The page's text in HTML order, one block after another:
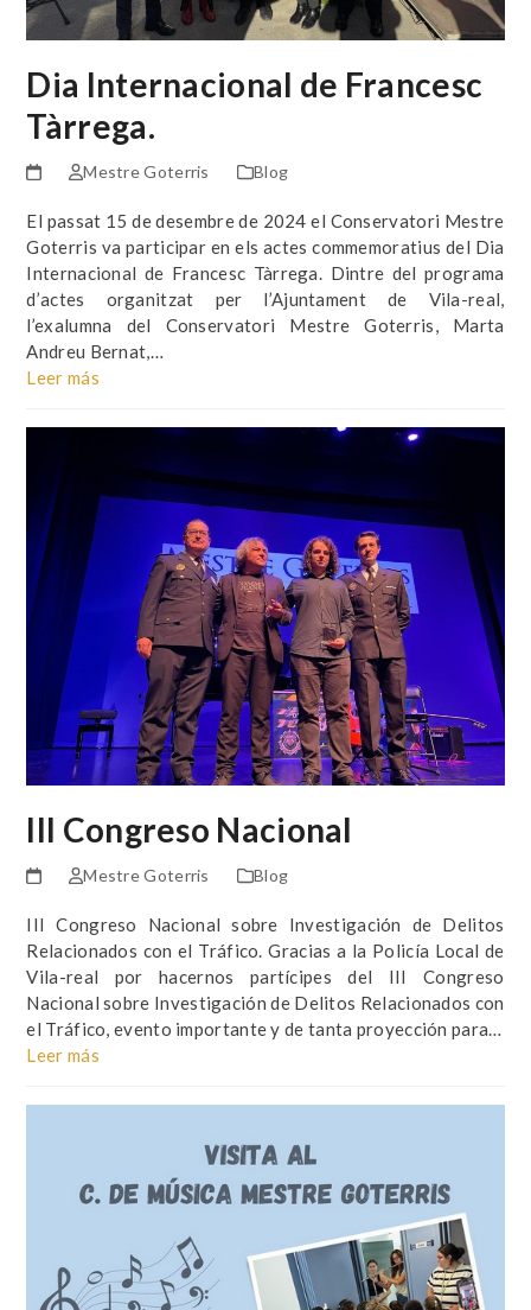
Dia Internacional de Francesc
Tàrrega.
Mestre Goterris Blog
El passat 15 de desembre de 2024 el Conservatori Mestre
Goterris va participar en els actes commemoratius del Dia
Internacional de Francesc Tàrrega. Dintre del programa
d’actes organitzat per l’Ajuntament de Vila-real,
l’exalumna del Conservatori Mestre Goterris, Marta
Andreu Bernat,…
Leer más
III Congreso Nacional
Mestre Goterris Blog
III Congreso Nacional sobre Investigación de Delitos
Relacionados con el Tráfico. Gracias a la Policía Local de
Vila-real por hacernos partícipes del III Congreso
Nacional sobre Investigación de Delitos Relacionados con
el Tráfico, evento importante y de tanta proyección para…
Leer más